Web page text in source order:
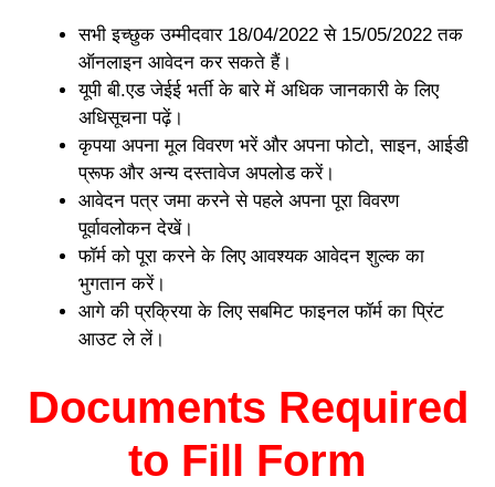
सभी इच्छुक उम्मीदवार 18/04/2022 से 15/05/2022 तक
ऑनलाइन आवेदन कर सकते हैं।
यूपी बी.एड जेईई भर्ती के बारे में अधिक जानकारी के लिए
अधिसूचना पढ़ें।
कृपया अपना मूल विवरण भरें और अपना फोटो, साइन, आईडी
प्रूफ और अन्य दस्तावेज अपलोड करें।
आवेदन पत्र जमा करने से पहले अपना पूरा विवरण
पूर्वावलोकन देखें।
फॉर्म को पूरा करने के लिए आवश्यक आवेदन शुल्क का
भुगतान करें।
आगे की प्रक्रिया के लिए सबमिट फाइनल फॉर्म का प्रिंट
आउट ले लें।
Documents Required
to Fill Form